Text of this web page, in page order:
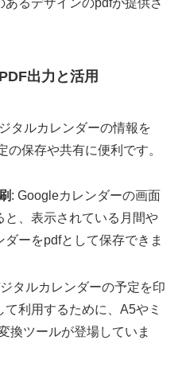
出力と活用
タルカレンダーの情報を
保存や共有に便利です。
: Googleカレンダーの画面
と、表示されている月間や
ーをpdfとして保存できま
タルカレンダーの予定を印
利用するために、A5やミ
換ツールが登場していま